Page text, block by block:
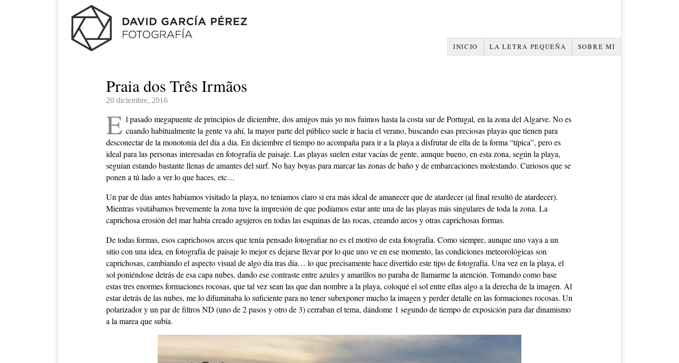
INICIO LA LETRA PEQUEÑA SOBRE MÍ
Praia dos Três Irmãos
20 diciembre, 2016
E l pasado megapuente de principios de diciembre, dos amigos más yo nos fuimos hasta la costa sur de Portugal, en la zona del Algarve. No es
cuando habitualmente la gente va ahí, la mayor parte del público suele ir hacia el verano, buscando esas preciosas playas que tienen para
desconectar de la monotonía del día a día. En diciembre el tiempo no acompaña para ir a la playa a disfrutar de ella de la forma “típica”, pero es
ideal para las personas interesadas en fotografía de paisaje. Las playas suelen estar vacías de gente, aunque bueno, en esta zona, según la playa,
seguían estando bastante llenas de amantes del surf. No hay boyas para marcar las zonas de baño y de embarcaciones molestando. Curiosos que se
ponen a tú lado a ver lo que haces, etc…
Un par de días antes habíamos visitado la playa, no teníamos claro si era más ideal de amanecer que de atardecer (al final resultó de atardecer).
Mientras visitábamos brevemente la zona tuve la impresión de que podíamos estar ante una de las playas más singulares de toda la zona. La
caprichosa erosión del mar había creado agujeros en todas las esquinas de las rocas, creando arcos y otras caprichosas formas.
De todas formas, esos caprichosos arcos que tenía pensado fotografiar no es el motivo de esta fotografía. Como siempre, aunque uno vaya a un
sitio con una idea, en fotografía de paisaje lo mejor es dejarse llevar por lo que uno ve en ese momento, las condiciones meteorológicas son
caprichosas, cambiando el aspecto visual de algo día tras día… lo que precisamente hace divertido este tipo de fotografía. Una vez en la playa, el
sol poniéndose detrás de esa capa nubes, dando ese contraste entre azules y amarillos no paraba de llamarme la atención. Tomando como base
estas tres enormes formaciones rocosas, que tal vez sean las que dan nombre a la playa, coloqué el sol entre ellas algo a la derecha de la imagen. Al
estar detrás de las nubes, me lo difuminaba lo suficiente para no tener subexponer mucho la imagen y perder detalle en las formaciones rocosas. Un
polarizador y un par de filtros ND (uno de 2 pasos y otro de 3) cerraban el tema, dándome 1 segundo de tiempo de exposición para dar dinamismo
a la marea que subía.